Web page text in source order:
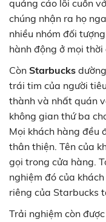
quảng cáo lôi cuốn
chúng nhận ra họ
nhiều nhóm đối
hành động ở mọi
Còn Starbucks
trái tim của người
thành và nhất quán
không gian thứ ba
Mọi khách hàng đều
thân thiện. Tên của
gọi trong cửa hàng.
nghiệm đó của
riêng của Starbucks
Trải nghiệm còn